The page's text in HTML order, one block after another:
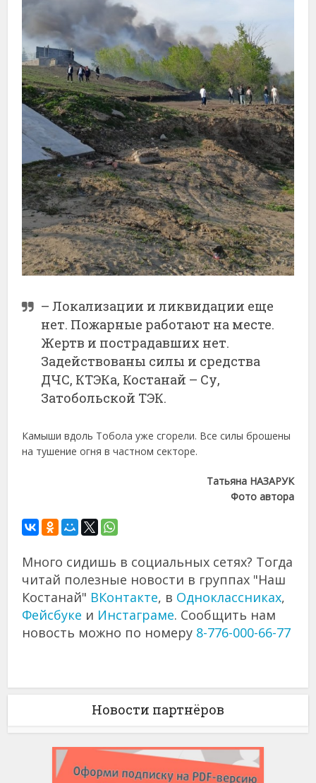
– Локализации и ликвидации еще
нет. Пожарные работают на месте.
Жертв и пострадавших нет.
Задействованы силы и средства
ДЧС, КТЭКа, Костанай – Су,
Затобольской ТЭК.
Камыши вдоль Тобола уже сгорели. Все силы брошены
на тушение огня в частном секторе.
Татьяна НАЗАРУК
Фото автора
Много сидишь в социальных сетях? Тогда
читай полезные новости в группах "Наш
Костанай" ВКонтакте, в Одноклассниках,
Фейсбуке и Инстаграме. Сообщить нам
новость можно по номеру 8-776-000-66-77
Новости партнёров